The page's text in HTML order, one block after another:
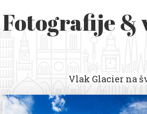
Fotografije &
Vlak Glacier na